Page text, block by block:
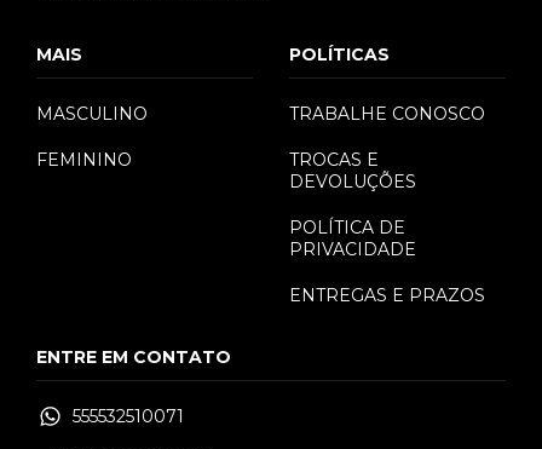
MAIS
MASCULINO
FEMININO
POLÍTICAS
TRABALHE CONOSCO
TROCAS E
DEVOLUÇÕES
POLÍTICA DE
PRIVACIDADE
ENTREGAS E PRAZOS
ENTRE EM CONTATO
555532510071